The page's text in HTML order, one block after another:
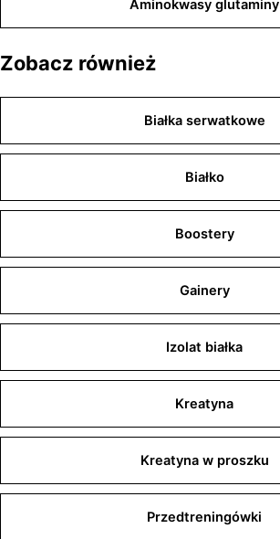
Aminokwasy glutaminy
Zobacz również
Białka serwatkowe
Białko
Boostery
Gainery
Izolat białka
Kreatyna
Kreatyna w proszku
Przedtreningówki